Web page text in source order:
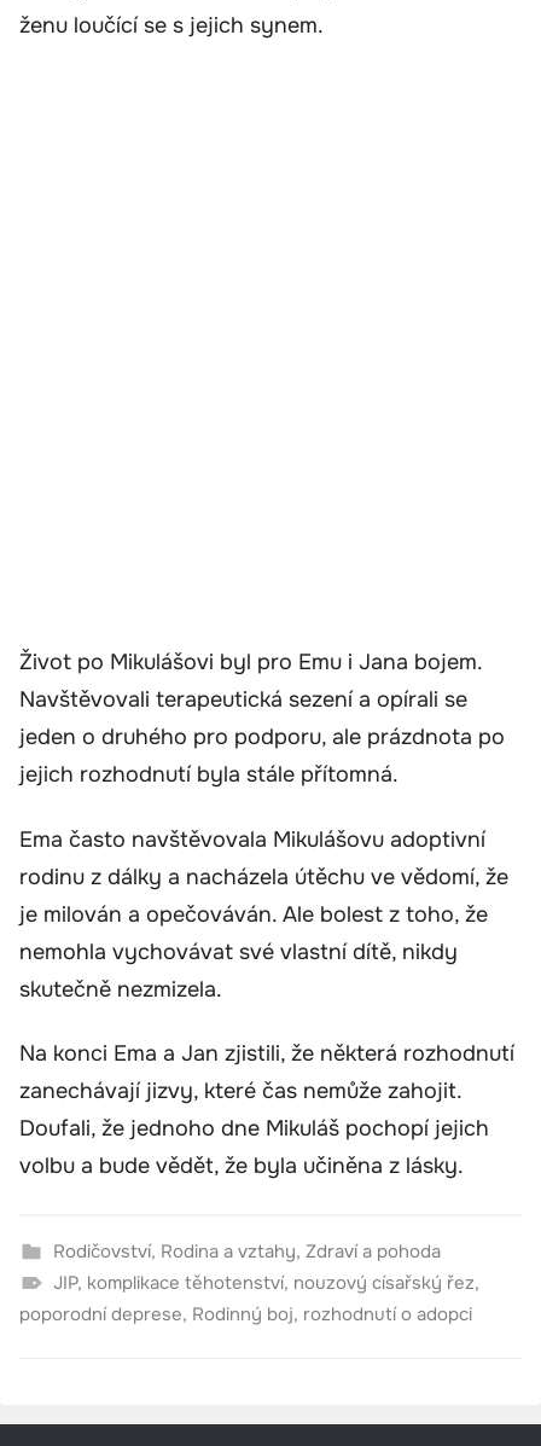
ženu loučící se s jejich synem.
Život po Mikulášovi byl pro Emu i Jana bojem.
Navštěvovali terapeutická sezení a opírali se
jeden o druhého pro podporu, ale prázdnota po
jejich rozhodnutí byla stále přítomná.
Ema často navštěvovala Mikulášovu adoptivní
rodinu z dálky a nacházela útěchu ve vědomí, že
je milován a opečováván. Ale bolest z toho, že
nemohla vychovávat své vlastní dítě, nikdy
skutečně nezmizela.
Na konci Ema a Jan zjistili, že některá rozhodnutí
zanechávají jizvy, které čas nemůže zahojit.
Doufali, že jednoho dne Mikuláš pochopí jejich
volbu a bude vědět, že byla učiněna z lásky.
Rodičovství, Rodina a vztahy, Zdraví a pohoda
JIP, komplikace těhotenství, nouzový císařský řez,
poporodní deprese, Rodinný boj, rozhodnutí o adopci